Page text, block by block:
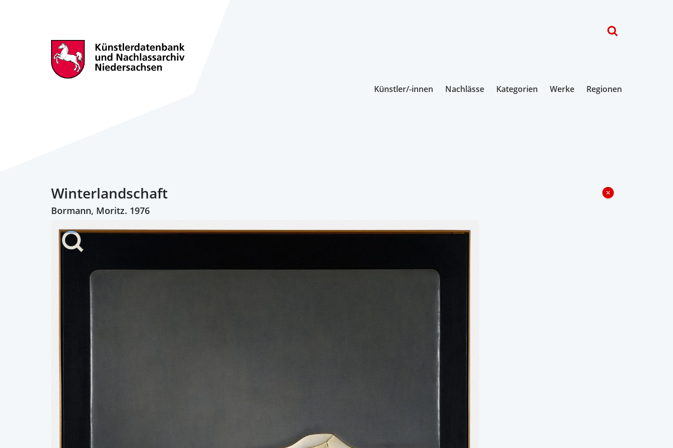
Künstler/-innen Nachlässe Kategorien Werke Regionen
Winterlandschaft
Bormann, Moritz. 1976